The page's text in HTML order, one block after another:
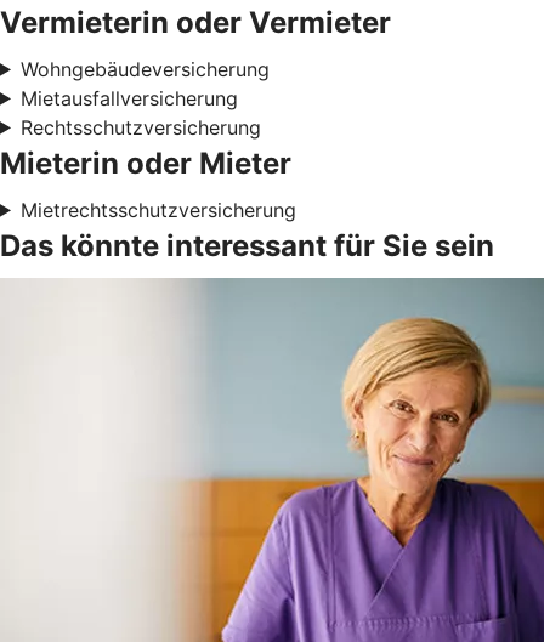
Vermieterin oder Vermieter
Wohngebäudeversicherung
Mietausfallversicherung
Rechtsschutzversicherung
Mieterin oder Mieter
Mietrechtsschutzversicherung
Das könnte interessant für Sie sein